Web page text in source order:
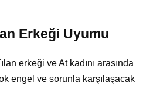
Erkeği Uyumu
erkeği ve At kadını arasında
engel ve sorunla karşılaşacak